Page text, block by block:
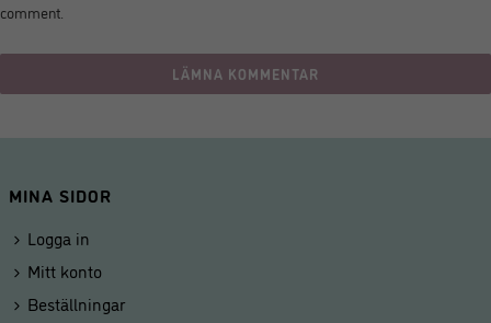
comment.
MINA SIDOR
Logga in
Mitt konto
Beställningar